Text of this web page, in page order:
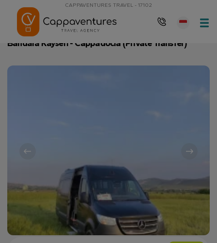
CAPPAVENTURES TRAVEL - 17102
Halaman Utama
Bandara Kayseri - Cappadocia (Private Transfer)